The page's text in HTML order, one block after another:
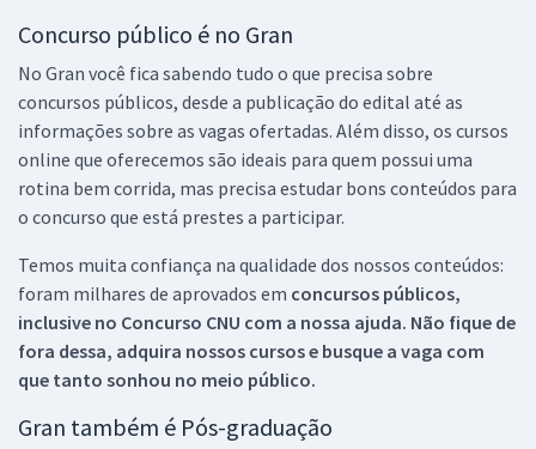
Concurso público é no Gran
No Gran você fica sabendo tudo o que precisa sobre
concursos públicos, desde a publicação do edital até as
informações sobre as vagas ofertadas. Além disso, os cursos
online que oferecemos são ideais para quem possui uma
rotina bem corrida, mas precisa estudar bons conteúdos para
o concurso que está prestes a participar.
Temos muita confiança na qualidade dos nossos conteúdos:
foram milhares de aprovados em concursos públicos,
inclusive no Concurso CNU com a nossa ajuda. Não fique de
fora dessa, adquira nossos cursos e busque a vaga com
que tanto sonhou no meio público.
Gran também é Pós-graduação